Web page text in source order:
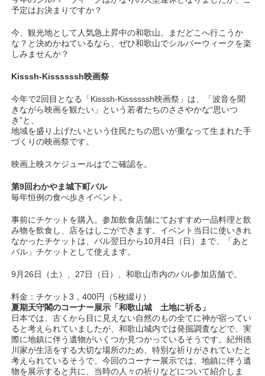
予定はお決まりですか？
今、観光地として人気急上昇中の和歌山。まだどこへ行こうか
な？と決めかねているなら、ぜひ和歌山でシルバーウィークを楽
しみませんか？
Kisssh-Kissssssh映画祭
今年で2回目となる「Kisssh-Kissssssh映画祭」は、「波音を聞
きながら映画を観たい」という若者たちのささやかな“思いつ
き”と、
地域を盛り上げたいという住民たちの思いが重なって生まれた手
づくりの映画祭です。
映画上映スケジュールはでご確認を。
第9回わかやま城下町バル
毎年恒例の食べ歩きイベント。
事前にチケットを購入。参加飲食店舗にておすすめ一品料理と飲
み物を飲食し、店をはしごができます。イベント当日に使いきれ
なかったチケットは、バル翌日から10月4日（日）まで、「あと
バル」チケットとして使えます。
9月26日（土）、27日（日）、和歌山市内のバル参加店舗で。
料金：チケット3，400円（5枚綴り）
夏期天守閣のコーナー展示「和歌山城 土地に祈る」
日本では、古くから目に見えない自然のもの全てに神が宿ってい
ると考えられていましたが、和歌山城内では発掘調査などで、実
際に地鎮に伴う遺物がいくつか見つかっているそうです。紀州徳
川家が生活をする大切な場所のため、特別な祈りがされていたと
考えられているそうで、今回のコーナー展示では、地鎮に伴う遺
物を展示すると共に、当時の人々の祈りなどについて紹介しま